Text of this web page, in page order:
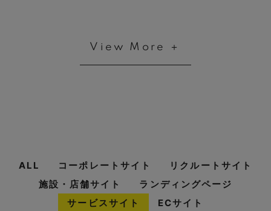
View More ＋
ALL コーポレートサイト
リクルートサイト
施設・店舗サイト
ランディングページ
サービスサイト
ECサイト